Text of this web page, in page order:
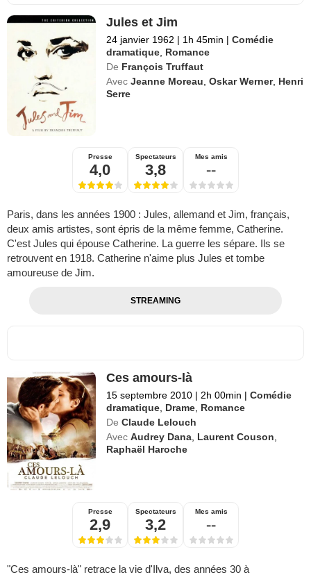
Jules et Jim
24 janvier 1962 | 1h 45min | Comédie
dramatique Romance
De François Truffaut
Avec Jeanne Moreau ,Oskar Werner, Henri
Serre
Presse
4,0
Spectateurs
3,8
Mes amis
--
Paris, dans les années 1900 : Jules, allemand et Jim, français,
deux amis artistes, sont épris de la même femme, Catherine.
C'est Jules qui épouse Catherine. La guerre les sépare. Ils se
retrouvent en 1918. Catherine n'aime plus Jules et tombe
amoureuse de Jim.
STREAMING
Ces amours-là
15 septembre 2010 | 2h 00min | Comédie
dramatique Drame Romance
De Claude Lelouch
Avec Audrey Dana Laurent Couson
Raphaël Haroche
Presse
2,9
Spectateurs
3,2
Mes amis
--
"Ces amours-là" retrace la vie d'Ilva, des années 30 à